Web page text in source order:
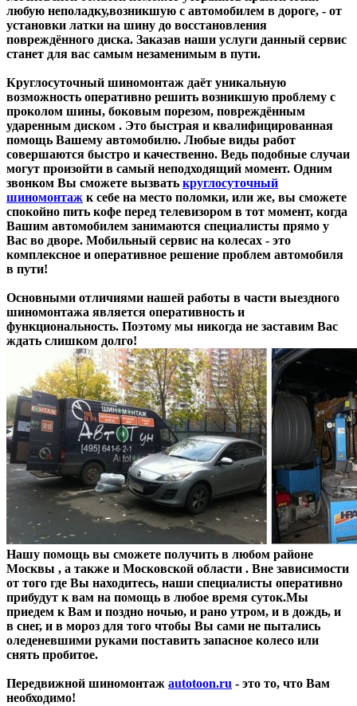
любую неполадку,возникшую с автомобилем в дороге, - от
установки латки на шину до восстановления
повреждённого диска. Заказав наши услуги данный сервис
станет для вас самым незаменимым в пути.
Круглосуточный шиномонтаж даёт уникальную
возможность оперативно решить возникшую проблему с
проколом шины, боковым порезом, повреждённым
ударенным диском . Это быстрая и квалифицированная
помощь Вашему автомобилю. Любые виды работ
совершаются быстро и качественно. Ведь подобные случаи
могут произойти в самый неподходящий момент. Одним
звонком Вы сможете вызвать круглосуточный
шиномонтаж к себе на место поломки, или же, вы сможете
спокойно пить кофе перед телевизором в тот момент, когда
Вашим автомобилем занимаются специалисты прямо у
Вас во дворе. Мобильный сервис на колесах - это
комплексное и оперативное решение проблем автомобиля
в пути!
Основными отличиями нашей работы в части выездного
шиномонтажа является оперативность и
функциональность. Поэтому мы никогда не заставим Вас
ждать слишком долго!
Нашу помощь вы сможете получить в любом районе
Москвы , а также и Московской области . Вне зависимости
от того где Вы находитесь, наши специалисты оперативно
прибудут к вам на помощь в любое время суток.Мы
приедем к Вам и поздно ночью, и рано утром, и в дождь, и
в снег, и в мороз для того чтобы Вы сами не пытались
оледеневшими руками поставить запасное колесо или
снять пробитое.
Передвижной шиномонтаж autotoon.ru - это то, что Вам
необходимо!